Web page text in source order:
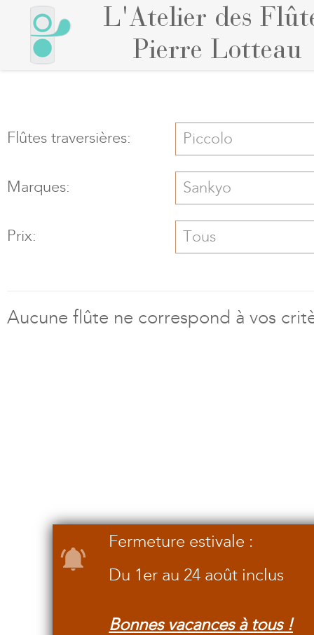
L'Atelier des
Pierre Lotteau
Flûtes traversières: Piccolo
Marques: Sankyo
Prix: Tous
Aucune flûte ne correspond à vos
Fermeture estivale :
Du 1er au 24 août inclus
Bonnes vacances à tous !